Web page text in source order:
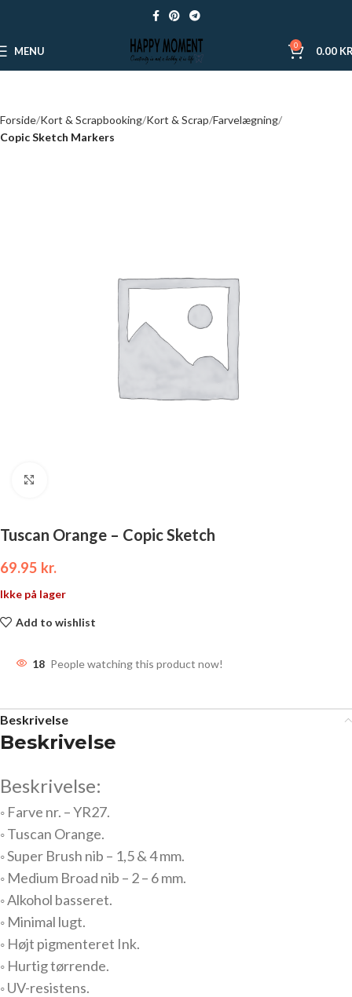
MENU 0 0.00
Forside Kort & Scrapbooking Kort & Scrap Farvelægning
Copic Sketch Markers
Tuscan Orange – Copic Sketch
69.95 kr.
Ikke på lager
Add to wishlist
18 People watching this product now!
Beskrivelse
Beskrivelse
Beskrivelse:
◦ Farve nr. – YR27.
◦ Tuscan Orange.
◦ Super Brush nib – 1,5 & 4 mm.
◦ Medium Broad nib – 2 – 6 mm.
◦ Alkohol basseret.
◦ Minimal lugt.
◦ Højt pigmenteret Ink.
◦ Hurtig tørrende.
◦ UV-resistens.